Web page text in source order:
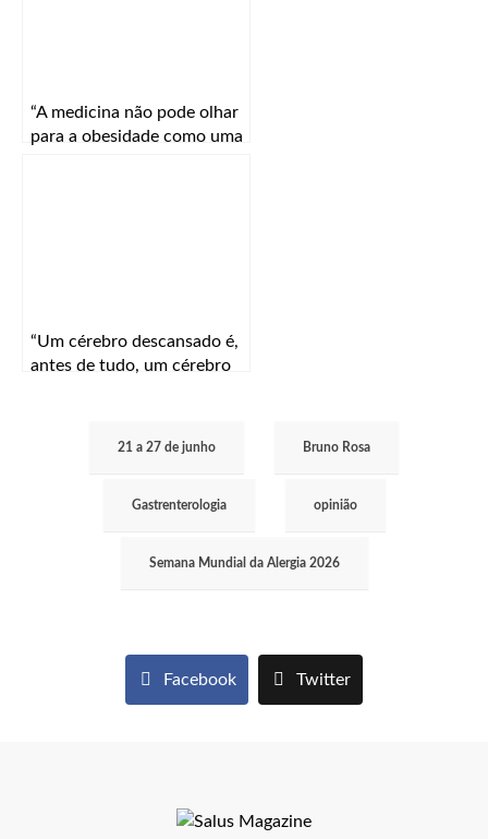
“A medicina não pode olhar
para a obesidade como uma
“Um cérebro descansado é,
antes de tudo, um cérebro
21 a 27 de junho Bruno Rosa
Gastrenterologia opinião
Semana Mundial da Alergia 2026
Facebook Twitter